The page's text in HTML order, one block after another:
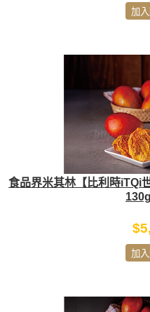
加
食品界米其林【比利時iTQi
加